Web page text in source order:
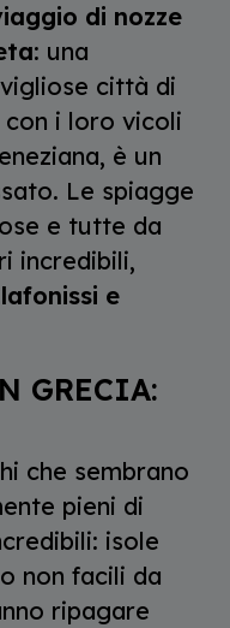
di nozze
: una
città di
con i loro vicoli
è un
Le spiagge
e tutte da
incredibili,
e
GRECIA:
che sembrano
pieni di
isole
non facili da
ripagare